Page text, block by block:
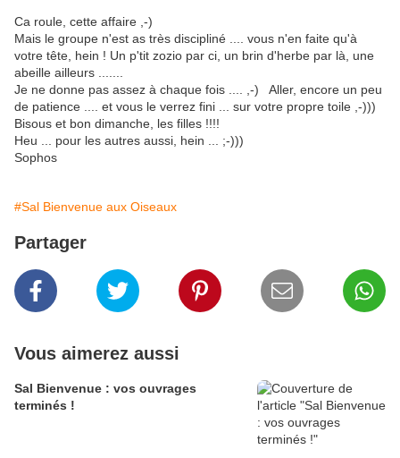
Ca roule, cette affaire ,-)
Mais le groupe n'est as très discipliné .... vous n'en faite qu'à
votre tête, hein ! Un p'tit zozio par ci, un brin d'herbe par là, une
abeille ailleurs .......
Je ne donne pas assez à chaque fois .... ,-) Aller, encore un peu
de patience .... et vous le verrez fini ... sur votre propre toile ,-)))
Bisous et bon dimanche, les filles !!!!
Heu ... pour les autres aussi, hein ... ;-)))
Sophos
#Sal Bienvenue aux Oiseaux
Partager
Vous aimerez aussi
Sal Bienvenue : vos ouvrages
terminés !